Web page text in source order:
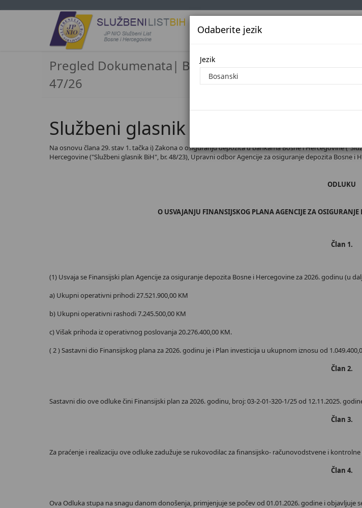
Jezik Službena glasila
Odaberite jezik
Jezik
Pregled Dokumenata| Broj
47/26
Službeni glasnik BiH, broj 47/26
Na osnovu člana 29. stav 1. tačka i) Zakona o osiguranju depozita u bankama Bosne i Hercegovine
Hercegovine ("Službeni glasnik BiH", br. 48/23), Upravni odbor Agencije za osiguranje depozita Bosne i
ODLUKU
O USVAJANJU FINANSIJSKOG PLANA AGENCIJE ZA
Član 1.
(1) Usvaja se Finansijski plan Agencije za osiguranje depozita Bosne i Hercegovine za 2026. godinu (u
a) Ukupni operativni prihodi 27.521.900,00 KM
b) Ukupni operativni rashodi 7.245.500,00 KM
c) Višak prihoda iz operativnog poslovanja 20.276.400,00 KM.
( 2 ) Sastavni dio Finansijskog plana za 2026. godinu je i Plan investicija u ukupnom iznosu od
Član 2.
Sastavni dio ove odluke čini Finansijski plan za 2026. godinu, broj: 03-2-01-320-1/25 od 12.11.2025.
Član 3.
Za praćenje i realizaciju ove odluke zadužuje se rukovodilac za finansijsko- računovodstvene i
Član 4.
Ova Odluka stupa na snagu danom donošenja, primjenjuje se počev od 01.01.2026. godine i objavljuje